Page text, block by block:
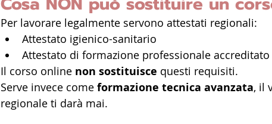
Per lavorare legalmente servono attestati regionali:
Attestato igienico-sanitario
Attestato di formazione professionale accreditato
Il corso online non sostituisce questi requisiti.
Serve invece come formazione tecnica avanzata, il
regionale ti darà mai.